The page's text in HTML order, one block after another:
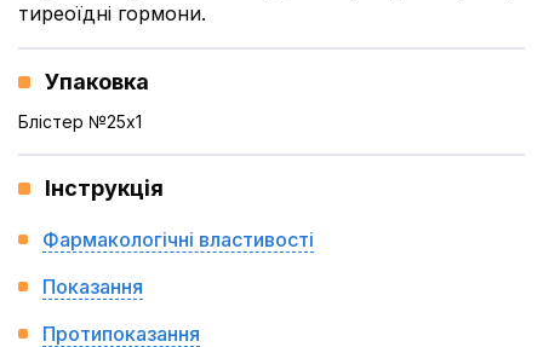
тиреоїдні гормони.
Упаковка
Блістер №25x1
Інструкція
Фармакологічні властивості
Показання
Протипоказання